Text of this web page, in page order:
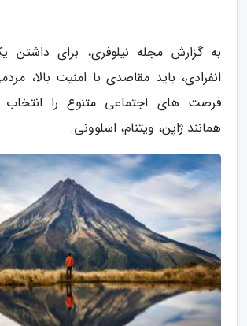
به گزارش مجله نیلوفری، برای داشتن
انفرادی، باید مقاصدی با امنیت بالا،
فرصت های اجتماعی متنوع را انتخاب
همانند ژاپن، ویتنام، اسلوونی.